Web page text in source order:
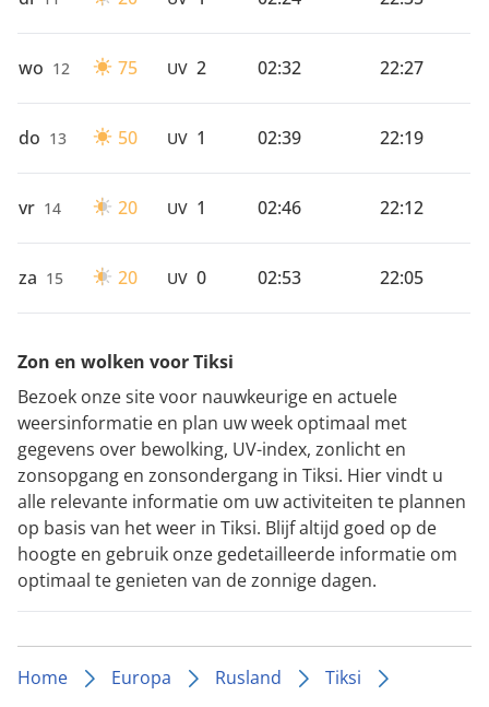
wo 12 75 UV 2 02:32 22:27
do 13 50 UV 1 02:39 22:19
vr 14 20 UV 1 02:46 22:12
za 15 20 UV 0 02:53 22:05
Zon en wolken voor Tiksi
Bezoek onze site voor nauwkeurige en actuele
weersinformatie en plan uw week optimaal met
gegevens over bewolking, UV-index, zonlicht en
zonsopgang en zonsondergang in Tiksi. Hier vindt u
alle relevante informatie om uw activiteiten te plannen
op basis van het weer in Tiksi. Blijf altijd goed op de
hoogte en gebruik onze gedetailleerde informatie om
optimaal te genieten van de zonnige dagen.
Home Europa Rusland
Tiksi